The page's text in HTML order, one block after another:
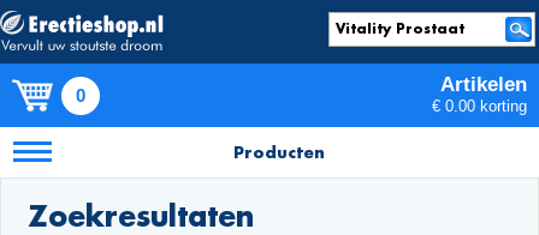
0 Artikelen
€ 0.00 korting
Producten
Zoekresultaten